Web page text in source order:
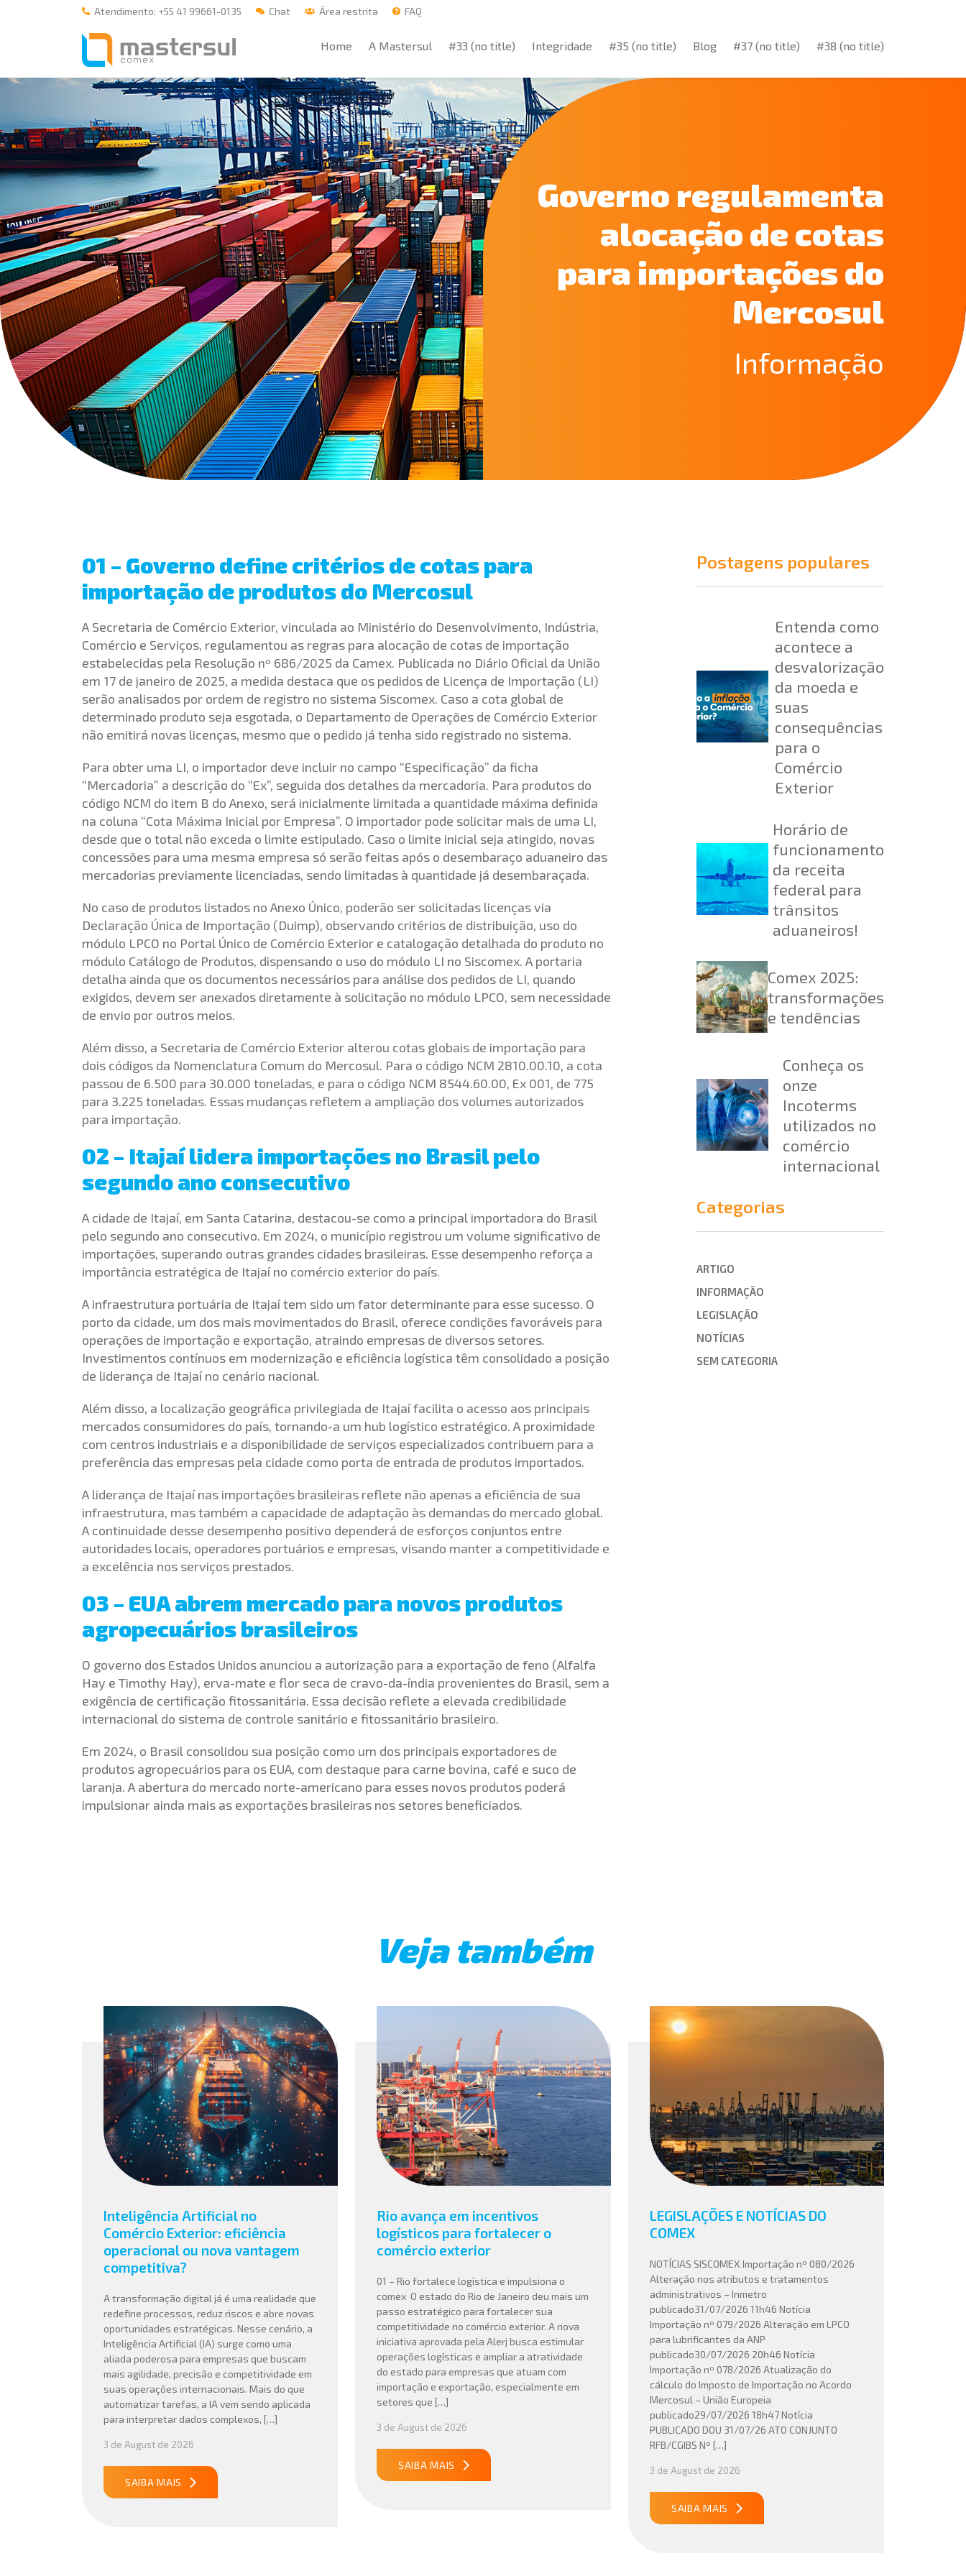
Atendimento: +55 41 99661-0135 Chat Área restrita FAQ
Home A Mastersul #33 (no title) Integridade #35 (no title) Blog #37 (no title) #38 (no title)
A Mastersul
#33 (no title)
Integridade
#35 (no title)
Blog
#37 (no title)
#38 (no title)
Governo regulamenta
alocação de cotas
para importações do
Mercosul
Informação
01 – Governo define critérios de cotas para
importação de produtos do Mercosul
A Secretaria de Comércio Exterior, vinculada ao Ministério do Desenvolvimento, Indústria,
Comércio e Serviços, regulamentou as regras para alocação de cotas de importação
estabelecidas pela Resolução nº 686/2025 da Camex. Publicada no Diário Oficial da União
em 17 de janeiro de 2025, a medida destaca que os pedidos de Licença de Importação (LI)
serão analisados por ordem de registro no sistema Siscomex. Caso a cota global de
determinado produto seja esgotada, o Departamento de Operações de Comércio Exterior
não emitirá novas licenças, mesmo que o pedido já tenha sido registrado no sistema.
Para obter uma LI, o importador deve incluir no campo “Especificação” da ficha
“Mercadoria” a descrição do “Ex”, seguida dos detalhes da mercadoria. Para produtos do
código NCM do item B do Anexo, será inicialmente limitada a quantidade máxima definida
na coluna “Cota Máxima Inicial por Empresa”. O importador pode solicitar mais de uma LI,
desde que o total não exceda o limite estipulado. Caso o limite inicial seja atingido, novas
concessões para uma mesma empresa só serão feitas após o desembaraço aduaneiro das
mercadorias previamente licenciadas, sendo limitadas à quantidade já desembaraçada.
No caso de produtos listados no Anexo Único, poderão ser solicitadas licenças via
Declaração Única de Importação (Duimp), observando critérios de distribuição, uso do
módulo LPCO no Portal Único de Comércio Exterior e catalogação detalhada do produto no
módulo Catálogo de Produtos, dispensando o uso do módulo LI no Siscomex. A portaria
detalha ainda que os documentos necessários para análise dos pedidos de LI, quando
exigidos, devem ser anexados diretamente à solicitação no módulo LPCO, sem necessidade
de envio por outros meios.
Além disso, a Secretaria de Comércio Exterior alterou cotas globais de importação para
dois códigos da Nomenclatura Comum do Mercosul. Para o código NCM 2810.00.10, a cota
passou de 6.500 para 30.000 toneladas, e para o código NCM 8544.60.00, Ex 001, de 775
para 3.225 toneladas. Essas mudanças refletem a ampliação dos volumes autorizados
para importação.
02 – Itajaí lidera importações no Brasil pelo
segundo ano consecutivo
A cidade de Itajaí, em Santa Catarina, destacou-se como a principal importadora do Brasil
pelo segundo ano consecutivo. Em 2024, o município registrou um volume significativo de
importações, superando outras grandes cidades brasileiras. Esse desempenho reforça a
importância estratégica de Itajaí no comércio exterior do país.
A infraestrutura portuária de Itajaí tem sido um fator determinante para esse sucesso. O
porto da cidade, um dos mais movimentados do Brasil, oferece condições favoráveis para
operações de importação e exportação, atraindo empresas de diversos setores.
Investimentos contínuos em modernização e eficiência logística têm consolidado a posição
de liderança de Itajaí no cenário nacional.
Além disso, a localização geográfica privilegiada de Itajaí facilita o acesso aos principais
mercados consumidores do país, tornando-a um hub logístico estratégico. A proximidade
com centros industriais e a disponibilidade de serviços especializados contribuem para a
preferência das empresas pela cidade como porta de entrada de produtos importados.
A liderança de Itajaí nas importações brasileiras reflete não apenas a eficiência de sua
infraestrutura, mas também a capacidade de adaptação às demandas do mercado global.
A continuidade desse desempenho positivo dependerá de esforços conjuntos entre
autoridades locais, operadores portuários e empresas, visando manter a competitividade e
a excelência nos serviços prestados.
03 – EUA abrem mercado para novos produtos
agropecuários brasileiros
O governo dos Estados Unidos anunciou a autorização para a exportação de feno (Alfalfa
Hay e Timothy Hay), erva-mate e flor seca de cravo-da-índia provenientes do Brasil, sem a
exigência de certificação fitossanitária. Essa decisão reflete a elevada credibilidade
internacional do sistema de controle sanitário e fitossanitário brasileiro.
Em 2024, o Brasil consolidou sua posição como um dos principais exportadores de
produtos agropecuários para os EUA, com destaque para carne bovina, café e suco de
laranja. A abertura do mercado norte-americano para esses novos produtos poderá
impulsionar ainda mais as exportações brasileiras nos setores beneficiados.
Postagens populares
Entenda como
acontece a
desvalorização
da moeda e
suas
consequências
para o
Comércio
Exterior
Horário de
funcionamento
da receita
federal para
trânsitos
aduaneiros!
Comex 2025:
transformações
e tendências
Conheça os
onze
Incoterms
utilizados no
comércio
internacional
Categorias
ARTIGO
INFORMAÇÃO
LEGISLAÇÃO
NOTÍCIAS
SEM CATEGORIA
Veja também
Inteligência Artificial no
Comércio Exterior: eficiência
operacional ou nova vantagem
competitiva?
A transformação digital já é uma realidade que
redefine processos, reduz riscos e abre novas
oportunidades estratégicas. Nesse cenário, a
Inteligência Artificial (IA) surge como uma
aliada poderosa para empresas que buscam
mais agilidade, precisão e competitividade em
suas operações internacionais. Mais do que
automatizar tarefas, a IA vem sendo aplicada
para interpretar dados complexos, […]
3 de August de 2026
SAIBA MAIS
Rio avança em incentivos
logísticos para fortalecer o
comércio exterior
01 – Rio fortalece logística e impulsiona o
comex O estado do Rio de Janeiro deu mais um
passo estratégico para fortalecer sua
competitividade no comércio exterior. A nova
iniciativa aprovada pela Alerj busca estimular
operações logísticas e ampliar a atratividade
do estado para empresas que atuam com
importação e exportação, especialmente em
setores que […]
3 de August de 2026
SAIBA MAIS
LEGISLAÇÕES E NOTÍCIAS DO
COMEX
NOTÍCIAS SISCOMEX Importação nº 080/2026
Alteração nos atributos e tratamentos
administrativos – Inmetro
publicado31/07/2026 11h46 Notícia
Importação nº 079/2026 Alteração em LPCO
para lubrificantes da ANP
publicado30/07/2026 20h46 Notícia
Importação nº 078/2026 Atualização do
cálculo do Imposto de Importação no Acordo
Mercosul – União Europeia
publicado29/07/2026 18h47 Notícia
PUBLICADO DOU 31/07/26 ATO CONJUNTO
RFB/CGIBS Nº […]
3 de August de 2026
SAIBA MAIS